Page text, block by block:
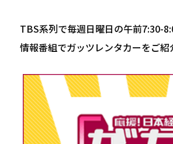
TBS系列で毎週日曜日の午前7:30-
情報番組でガッツレンタカーをご紹